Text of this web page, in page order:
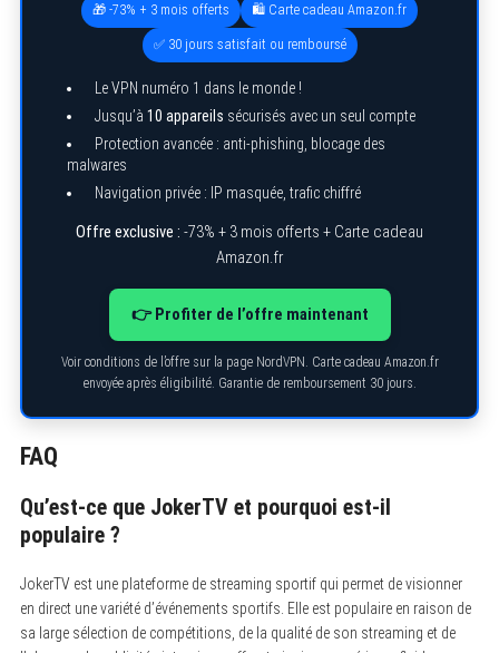
🎁 -73% + 3 mois offerts 🛍️ Carte cadeau Amazon.fr
✅ 30 jours satisfait ou remboursé
Le VPN numéro 1 dans le monde !
Jusqu’à 10 appareils sécurisés avec un seul compte
Protection avancée : anti-phishing, blocage des
malwares
Navigation privée : IP masquée, trafic chiffré
Offre exclusive : -73% + 3 mois offerts + Carte cadeau
Amazon.fr
👉 Profiter de l’offre maintenant
Voir conditions de l’offre sur la page NordVPN. Carte cadeau Amazon.fr
envoyée après éligibilité. Garantie de remboursement 30 jours.
FAQ
Qu’est-ce que JokerTV et pourquoi est-il
populaire ?
JokerTV est une plateforme de streaming sportif qui permet de visionner
en direct une variété d’événements sportifs. Elle est populaire en raison de
sa large sélection de compétitions, de la qualité de son streaming et de
a